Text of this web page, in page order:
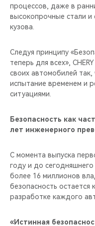
процессов, даже в
высокопрочные стали и
кузова.
Следуя принципу
теперь для всех»,
своих автомобилей
испытание временем и
ситуациями.
Безопасность как
лет инженерного
С момента выпуска
году и до
более 16 миллионов
безопасность остается
разработке каждого
«Истинная